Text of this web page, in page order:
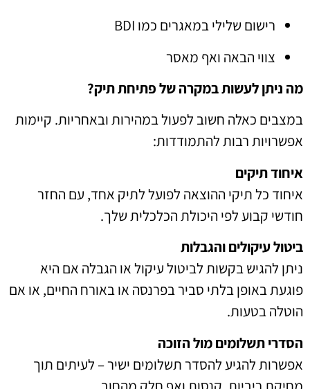
רישום שלילי במאגרים כמו BDI
צווי הבאה ואף מאסר
מה ניתן לעשות במקרה של פתיחת תיק?
במצבים כאלה חשוב לפעול במהירות ובאחריות. קיימות
אפשרויות רבות להתמודדות:
איחוד תיקים
איחוד כל תיקי ההוצאה לפועל לתיק אחד, עם החזר
חודשי קבוע לפי היכולת הכלכלית שלך.
ביטול עיקולים והגבלות
ניתן להגיש בקשות לביטול עיקול או הגבלה אם היא
פוגעת באופן בלתי סביר בפרנסה או באורח החיים, או אם
הוטלה בטעות.
הסדרי תשלומים מול הזוכה
אפשרות להגיע להסדר תשלומים ישיר – לעיתים תוך